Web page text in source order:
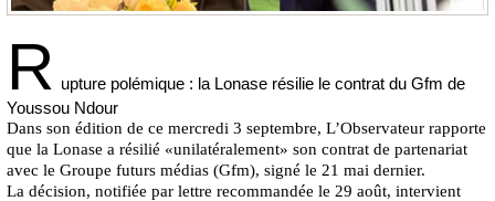
R upture polémique : la Lonase résilie le contrat du Gfm de
Youssou Ndour
Dans son édition de ce mercredi 3 septembre, L’Observateur rapporte
que la Lonase a résilié «unilatéralement» son contrat de partenariat
avec le Groupe futurs médias (Gfm), signé le 21 mai dernier.
La décision, notifiée par lettre recommandée le 29 août, intervient